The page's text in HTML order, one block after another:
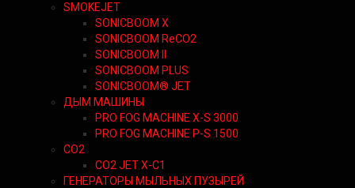
SMOKEJET
SONICBOOM X
SONICBOOM ReCO2
SONICBOOM II
SONICBOOM PLUS
SONICBOOM® JET
ДЫМ МАШИНЫ
PRO FOG MACHINE X-S 3000
PRO FOG MACHINE P-S 1500
CO2
CO2 JET X-C1
ГЕНЕРАТОРЫ МЫЛЬНЫХ ПУЗЫРЕЙ